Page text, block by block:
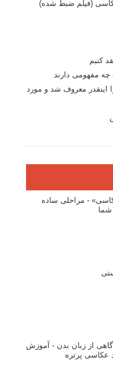
(فیلم ضبط شده)
کنیم
چه مفهومی دارند
اینقدر معروف شد و مورد
- مراحلی ساده
از زبان بدن - آموزش